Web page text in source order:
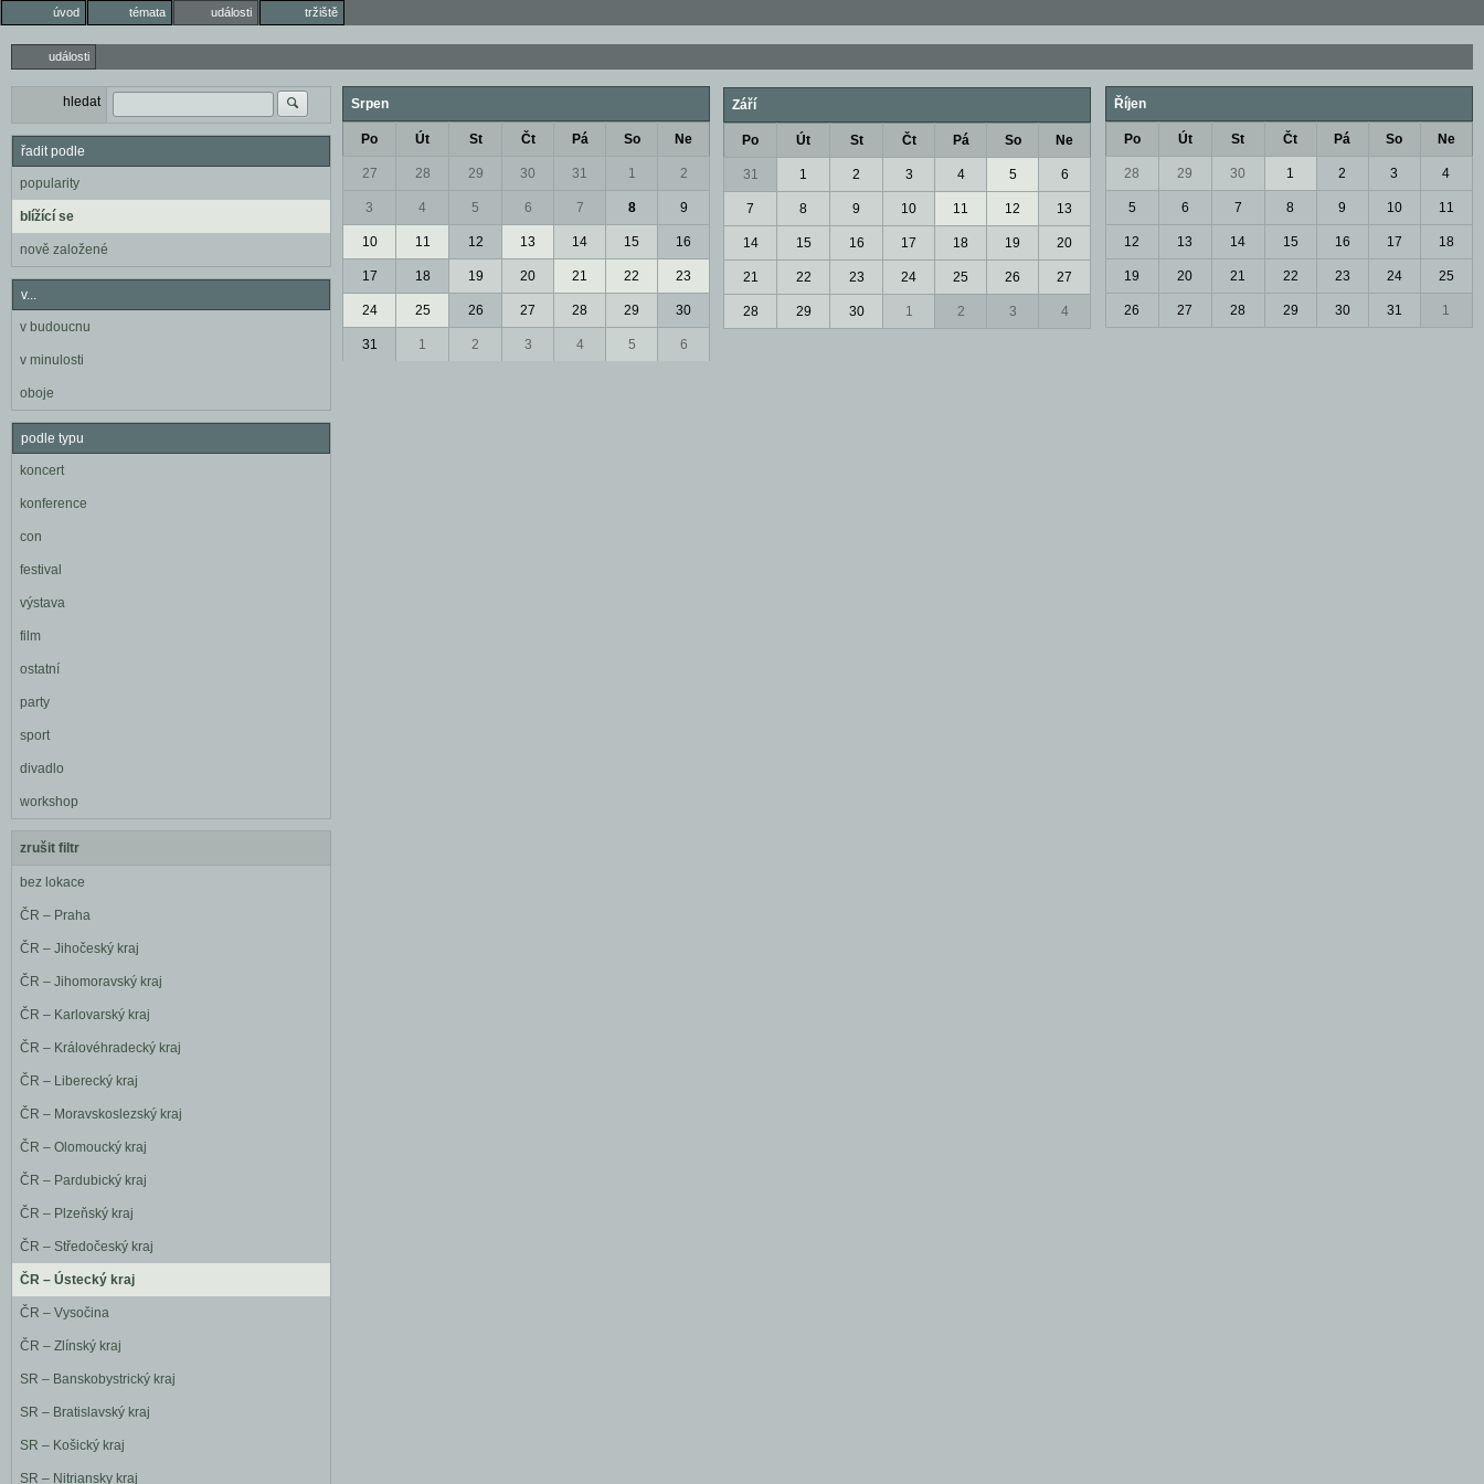
úvod témata události tržiště
události
hledat
řadit podle
popularity
blížící se
nově založené
v...
v budoucnu
v minulosti
oboje
podle typu
koncert
konference
con
festival
výstava
film
ostatní
party
sport
divadlo
workshop
zrušit filtr
bez lokace
ČR – Praha
ČR – Jihočeský kraj
ČR – Jihomoravský kraj
ČR – Karlovarský kraj
ČR – Královéhradecký kraj
ČR – Liberecký kraj
ČR – Moravskoslezský kraj
ČR – Olomoucký kraj
ČR – Pardubický kraj
ČR – Plzeňský kraj
ČR – Středočeský kraj
ČR – Ústecký kraj
ČR – Vysočina
ČR – Zlínský kraj
SR – Banskobystrický kraj
SR – Bratislavský kraj
SR – Košický kraj
SR – Nitriansky kraj
Srpen
Po Út St Čt Pá So Ne
27 28 29 30 31 1 2
3 4 5 6 7 8 9
10 11 12 13 14 15 16
17 18 19 20 21 22 23
24 25 26 27 28 29 30
31 1 2 3 4 5 6
Září
Po Út St Čt Pá So Ne
31 1 2 3 4 5 6
7 8 9 10 11 12 13
14 15 16 17 18 19 20
21 22 23 24 25 26 27
28 29 30 1 2 3 4
Říjen
Po Út St Čt Pá So Ne
28 29 30 1 2 3 4
5 6 7 8 9 10 11
12 13 14 15 16 17 18
19 20 21 22 23 24 25
26 27 28 29 30 31 1